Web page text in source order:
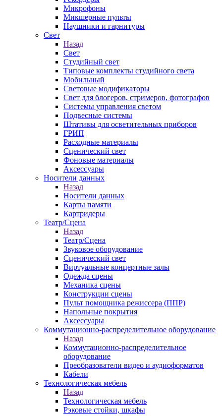
Микрофоны
Микшерные пульты
Наушники и гарнитуры
Свет
Назад
Свет
Студийный свет
Типовые комплекты студийного света
Мобильный
Световые модификаторы
Свет для блогеров, стримеров, фотографов
Системы управления светом
Подвесные системы
Штативы для осветительных приборов
ГРИП
Расходные материалы
Сценический свет
Фоновые материалы
Аксессуары
Носители данных
Назад
Носители данных
Карты памяти
Картридеры
Театр/Сцена
Назад
Театр/Сцена
Звуковое оборудование
Сценический свет
Виртуальные концертные залы
Одежда сцены
Механика сцены
Конструкции сцены
Пульт помощника режиссера (ППР)
Напольные покрытия
Аксессуары
Коммутационно-распределительное оборудование
Назад
Коммутационно-распределительное
оборудование
Преобразователи видео и аудиоформатов
Кабели
Технологическая мебель
Назад
Технологическая мебель
Рэковые стойки, шкафы